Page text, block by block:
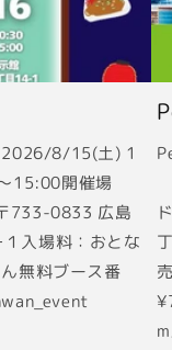
2026/8/15(土) 1
開催場
733-0833 広島
入場料：おとな
無料ブース番